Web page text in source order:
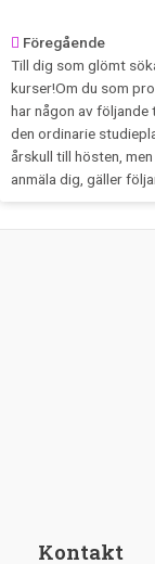
Föregående
Till dig som glömt
kurser!Om du som
har någon av följande
den ordinarie
årskull till hösten,
anmäla dig, gäller
Kontakt